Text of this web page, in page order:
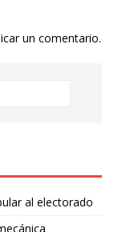
un comentario.
al electorado